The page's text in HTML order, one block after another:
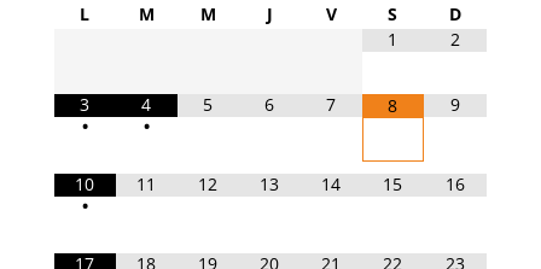
L M M J V S
D
1
2
3
•
4
•
5 6 7 8 9
10
•
11 12 13 14 15 16
17
18 19 20 21 22 23